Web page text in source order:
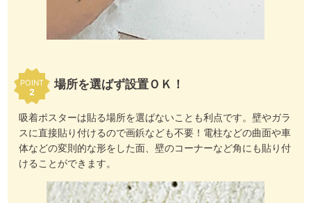
POINT
2
場所を選ばず設置ＯＫ！
吸着ポスターは貼る場所を選ばないことも利点です。壁やガラ
スに直接貼り付けるので画鋲なども不要！電柱などの曲面や車
体などの変則的な形をした面、壁のコーナーなど角にも貼り付
けることができます。